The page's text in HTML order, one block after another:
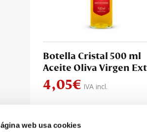
web usa cookies
Botella Cristal 500 ml
Aceite Oliva Virgen
4,05€ IVA incl.